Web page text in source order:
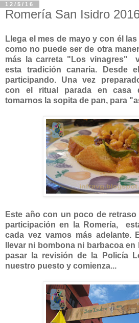
12/5/16
Romería San Isidro
Llega el mes de mayo y con él
como no puede ser de otra
más la carreta "Los vinagres"
esta tradición canaria. Desde
participando. Una vez
con el ritual parada en casa
tomarnos la sopita de pan, para
Este año con un poco de
participación en la Romería,
cada vez vamos más adelante.
llevar ni bombona ni barbacoa
pasar la revisión de la Policía
nuestro puesto y comienza...